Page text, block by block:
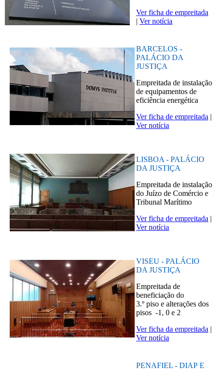
Ver ficha de empreitada
| Ver notícia
BARCELOS -
PALÁCIO DA
JUSTIÇA
Empreitada de instalação
de equipamentos de
eficiência energética
Ver ficha de empreitada |
Ver notícia
LISBOA - PALÁCIO
DA JUSTIÇA
Empreitada de instalação
do Juízo de Comércio e
Tribunal Marítimo
Ver ficha de empreitada |
Ver notícia
VISEU - PALÁCIO
DA JUSTIÇA
Empreitada de
beneficiação do
3.º piso e alterações dos
pisos -1, 0 e 2
Ver ficha da empreitada |
Ver notícia
PENAFIEL - DIAP E